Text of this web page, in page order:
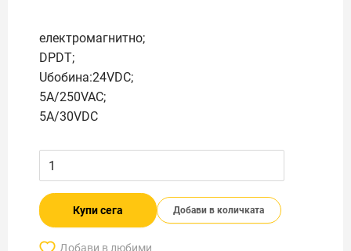
електромагнитно;
DPDT;
Uбобина:24VDC;
5A/250VAC;
5A/30VDC
Купи сега Добави в количката
Добави в любими